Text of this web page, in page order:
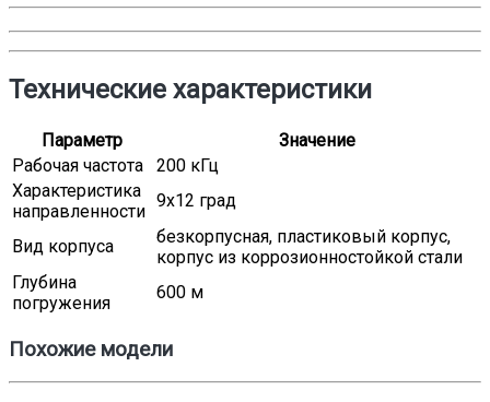
Технические характеристики
Параметр
Значение
Рабочая частота
200 кГц
Характеристика
направленности
9х12 град
Вид корпуса
безкорпусная, пластиковый корпус,
корпус из коррозионностойкой стали
Глубина
погружения
600 м
Похожие модели